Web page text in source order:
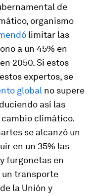
de
organismo
limitar las
a un 45% en
2050. Si estos
expertos, se
global no supere
así las
climático.
se alcanzó un
en un 35% las
furgonetas en
un transporte
la Unión y